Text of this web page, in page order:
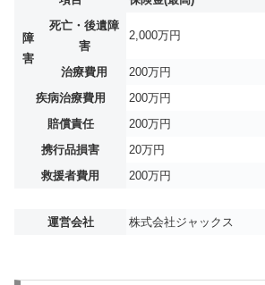
障
害
死亡・後遺障
害
2,000万円
治療費用
200万円
疾病治療費用
200万円
賠償責任
200万円
携行品損害
20万円
救援者費用
200万円
運営会社 株式会社ジャックス